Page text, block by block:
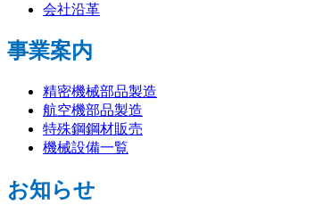
会社沿革
事業案内
精密機械部品製造
航空機部品製造
特殊鋼鋼材販売
機械設備一覧
お知らせ